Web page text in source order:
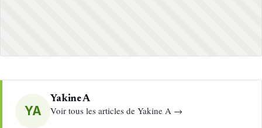
YA
Yakine A
Voir tous les articles de Yakine A →